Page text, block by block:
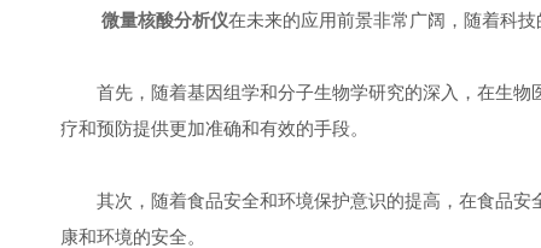
微量核酸分析仪在未来的应用前景非常广阔，随着科
首先，随着基因组学和分子生物学研究的深入，在生物
疗和预防提供更加准确和有效的手段。
其次，随着食品安全和环境保护意识的提高，在食品安
康和环境的安全。